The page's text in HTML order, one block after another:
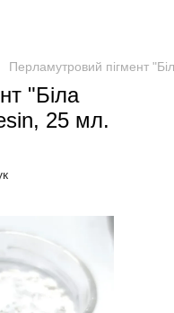
Перламутровий пігмент
"Біла
25 мл.